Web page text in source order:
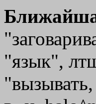
"язык",